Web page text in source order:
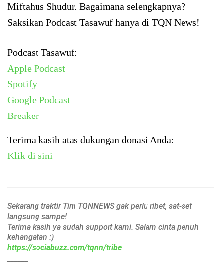
Miftahus Shudur. Bagaimana selengkapnya?
Saksikan Podcast Tasawuf hanya di TQN News!
Podcast Tasawuf:
Apple Podcast
Spotify
Google Podcast
Breaker
Terima kasih atas dukungan donasi Anda:
Klik di sini
Sekarang traktir Tim TQNNEWS gak perlu ribet, sat-set
langsung sampe!
Terima kasih ya sudah support kami. Salam cinta penuh
kehangatan :)
https://sociabuzz.com/tqnn/tribe